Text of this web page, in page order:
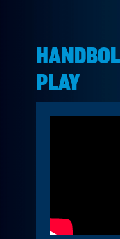
PLAY